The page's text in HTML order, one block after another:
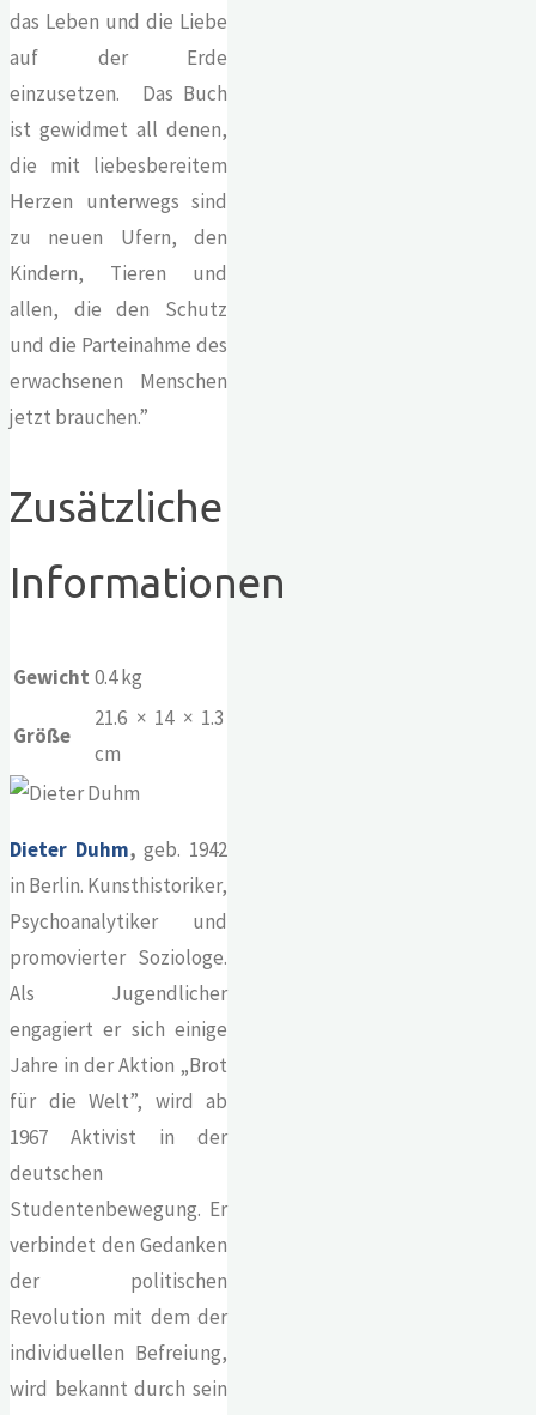
das Leben und die Liebe
auf der Erde
einzusetzen. Das Buch
ist gewidmet all denen,
die mit liebesbereitem
Herzen unterwegs sind
zu neuen Ufern, den
Kindern, Tieren und
allen, die den Schutz
und die Parteinahme des
erwachsenen Menschen
jetzt brauchen.”
Zusätzliche
Informationen
Gewicht 0.4 kg
Größe
21.6 × 14 × 1.3
cm
Dieter Duhm, geb. 1942
in Berlin. Kunsthistoriker,
Psychoanalytiker und
promovierter Soziologe.
Als Jugendlicher
engagiert er sich einige
Jahre in der Aktion „Brot
für die Welt”, wird ab
1967 Aktivist in der
deutschen
Studentenbewegung. Er
verbindet den Gedanken
der politischen
Revolution mit dem der
individuellen Befreiung,
wird bekannt durch sein